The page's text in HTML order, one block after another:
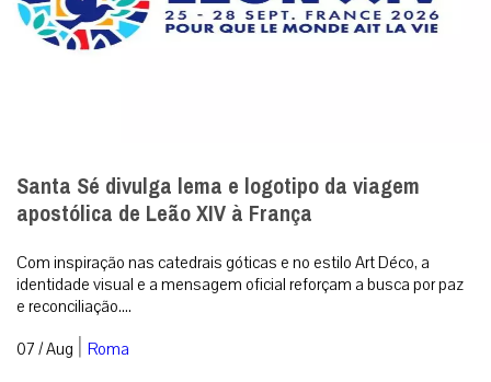
Santa Sé divulga lema e logotipo da viagem
apostólica de Leão XIV à França
Com inspiração nas catedrais góticas e no estilo Art Déco, a
identidade visual e a mensagem oficial reforçam a busca por paz
e reconciliação....
07 / Aug | Roma